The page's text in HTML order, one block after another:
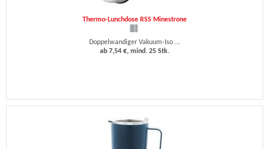
Thermo-Lunchdose RSS Minestrone
Doppelwandiger Vakuum-Iso ...
ab 7,54 €, mind. 25 Stk.